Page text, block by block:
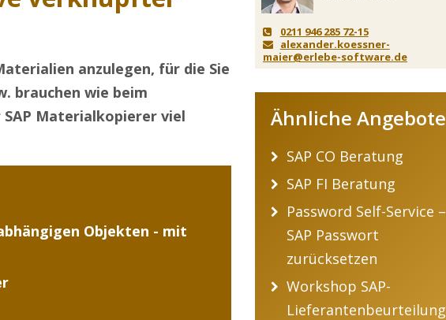
0211 946 285 72-15
alexander.koessner-
maier@erlebe-software.de
Ähnliche Angebote
SAP CO Beratung
SAP FI Beratung
Password Self-Service –
SAP Passwort
zurücksetzen
Workshop SAP-
Lieferantenbeurteilung
anzulegen, für die Sie
brauchen wie beim
Materialkopierer viel
Objekten - mit